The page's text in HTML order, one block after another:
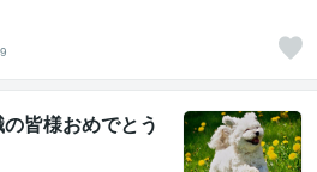
皆様おめでとう